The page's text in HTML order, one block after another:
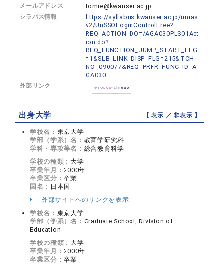
メールアドレス tomie@kwansei.ac.jp
シラバス情報
https://syllabus.kwansei.ac.jp/unias
v2/UnSSOLoginControlFree?
REQ_ACTION_DO=/AGA030PLS01Act
ion.do?
REQ_FUNCTION_JUMP_START_FLG
=1&SLB_LINK_DISP_FLG=215&TCH_
NO=090077&REQ_PRFR_FUNC_ID=A
GA030
外部リンク
出身大学 【 表示 ／非表示 】
学校名： 東京大学
学部（学系）名： 教育学研究科
学科・専攻等名： 総合教育科学
学校の種類： 大学
卒業年月：2000年
卒業区分：卒業
国名： 日本国
外部サイトへのリンクを表示
学校名： 東京大学
学部（学系）名： Graduate School, Division of
Education
学校の種類： 大学
卒業年月：2000年
卒業区分：卒業